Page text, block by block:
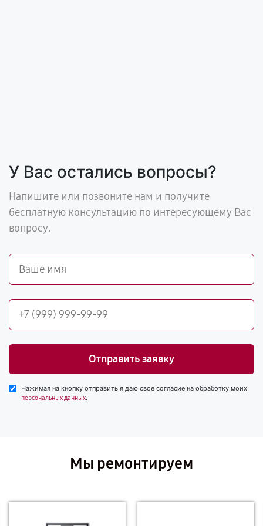
У Вас остались вопросы?
Напишите или позвоните нам и получите
бесплатную консультацию по интересующему Вас
вопросу.
Отправить заявку
Нажимая на кнопку отправить я даю свое согласие на обработку моих
персональных данных.
Мы ремонтируем